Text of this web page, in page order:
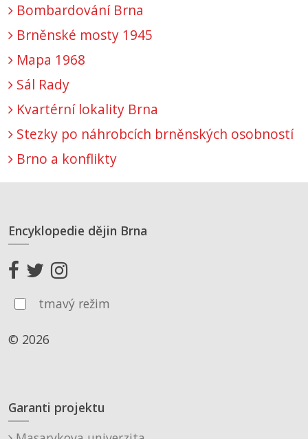
Bombardování Brna
Brněnské mosty 1945
Mapa 1968
Sál Rady
Kvartérní lokality Brna
Stezky po náhrobcích brněnských osobností
Brno a konflikty
Encyklopedie dějin Brna
tmavý režim
© 2026
Garanti projektu